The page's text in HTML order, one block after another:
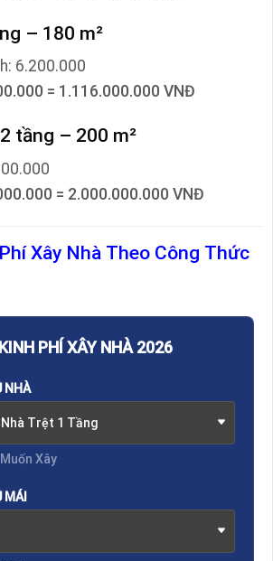
– 180 m²
6.200.000
= 1.116.000.000 VNĐ
tầng – 200 m²
= 2.000.000.000 VNĐ
Xây Nhà Theo Công Thức
PHÍ XÂY NHÀ 2026
NHÀ
Nhà Trệt 1 Tầng
Xây
MÁI